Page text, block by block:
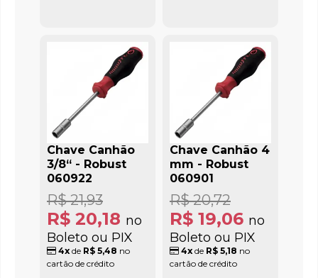
Chave Canhão
3/8“ - Robust
060922
R$ 20,18 no
Boleto ou PIX
R$ 21,93
4x de R$ 5,48 no
cartão de crédito
Chave Canhão 4
mm - Robust
060901
R$ 19,06 no
Boleto ou PIX
R$ 20,72
4xde R$ 5,18 no
cartão de crédito